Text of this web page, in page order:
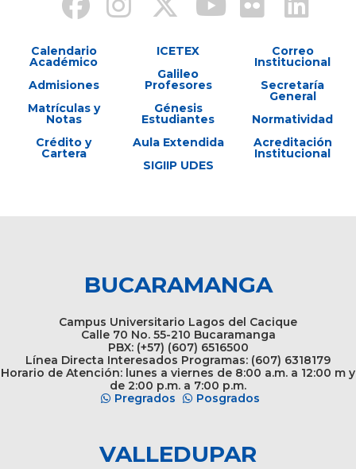
Calendario
Académico
Admisiones
Matrículas y
Notas
Crédito y
Cartera
ICETEX
Galileo
Profesores
Génesis
Estudiantes
Aula Extendida
SIGIIP UDES
Correo
Institucional
Secretaría
General
Normatividad
Acreditación
Institucional
BUCARAMANGA
Campus Universitario Lagos del Cacique
Calle 70 No. 55-210 Bucaramanga
PBX: (+57) (607) 6516500
Línea Directa Interesados Programas: (607) 6318179
Horario de Atención: lunes a viernes de 8:00 a.m. a 12:00 m y
de 2:00 p.m. a 7:00 p.m.
Pregrados
Posgrados
VALLEDUPAR